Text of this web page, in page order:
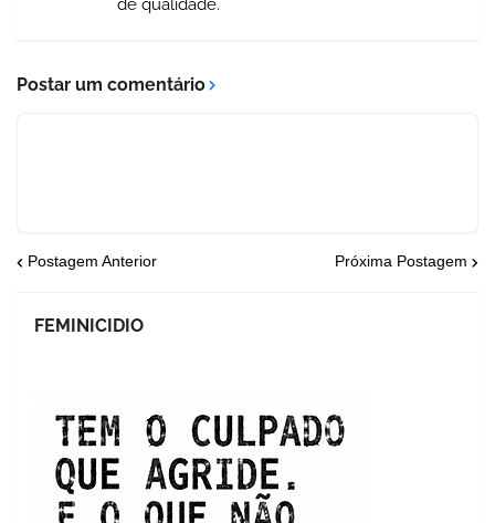
de qualidade.
Postar um comentário
Postagem Anterior Próxima Postagem
FEMINICIDIO